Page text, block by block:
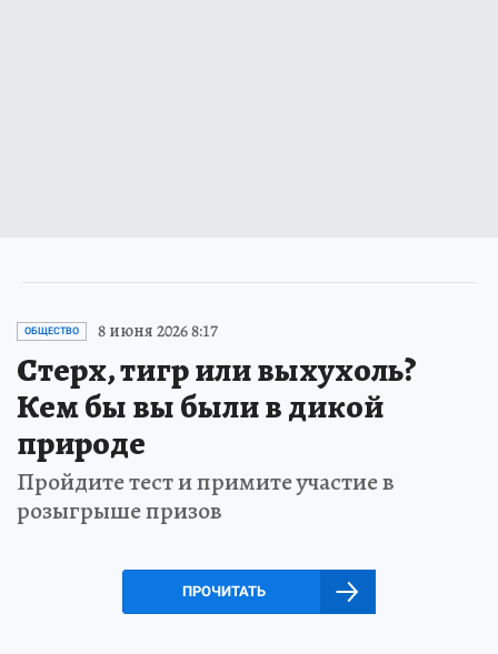
ОБЩЕСТВО 8 июня 2026 8:17
Стерх, тигр или выхухоль?
Кем бы вы были в дикой
природе
Пройдите тест и примите участие в
розыгрыше призов
ПРОЧИТАТЬ